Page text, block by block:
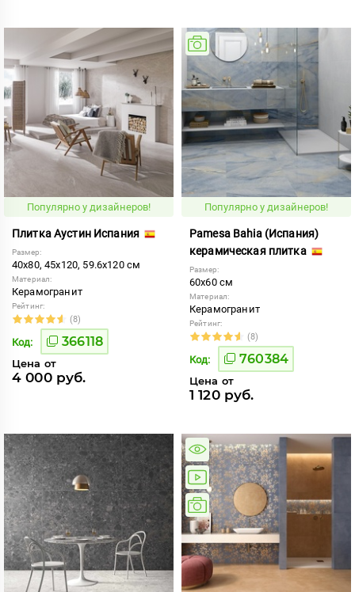
Популярно у дизайнеров!
Плитка Аустин Испания
Размер:
40x80, 45x120, 59.6x120 см
Материал:
Керамогранит
Рейтинг:
(8)
Код: 366118
Цена от
4 000 руб.
Популярно у дизайнеров!
Pamesa Bahia (Испания)
керамическая плитка
Размер:
60x60 см
Материал:
Керамогранит
Рейтинг:
(8)
Код: 760384
Цена от
1 120 руб.